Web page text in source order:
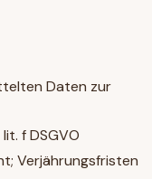
Daten zur
f DSGVO
Verjährungsfristen